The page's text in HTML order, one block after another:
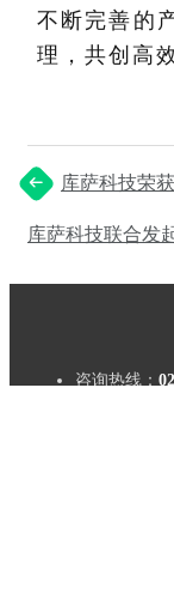
不断完善的
理，共创高
库萨科技荣获
大赛总决赛
库萨科技联合发
器人专委会，担
咨询热线：